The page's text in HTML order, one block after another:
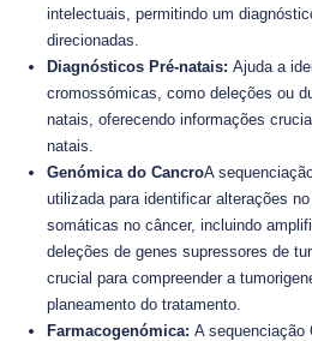
intelectuais, permitindo um
direcionadas.
Diagnósticos Pré-natais: Ajuda a
cromossómicas, como deleções ou
natais, oferecendo informações
natais.
Genómica do CancroA
utilizada para identificar alterações
somáticas no câncer, incluindo
deleções de genes supressores de
crucial para compreender a
planeamento do tratamento.
Farmacogenómica: A sequenciação